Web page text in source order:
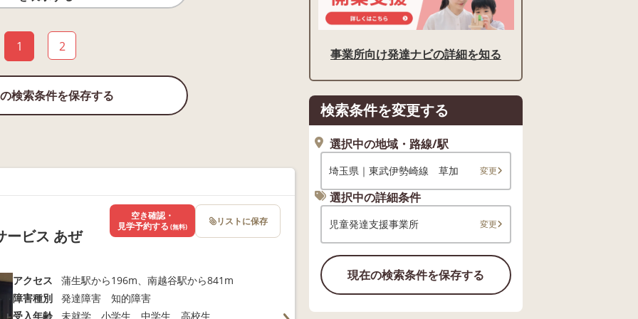
1 2
検索条件を保存する
ービス あぜ
アクセス
蒲生駅から196m、南越谷駅から841m
障害種別
発達障害 知的障害
受入年齢
未就学 小学生 中学生 高校生
空き確認・
見学予約する (無料) リストに保存
事業所向け発達ナビの詳細を知る
検索条件を変更する
選択中の地域・路線/駅
埼玉県｜東武伊勢崎線 草加 変更
選択中の詳細条件
児童発達支援事業所 変更
現在の検索条件を保存する